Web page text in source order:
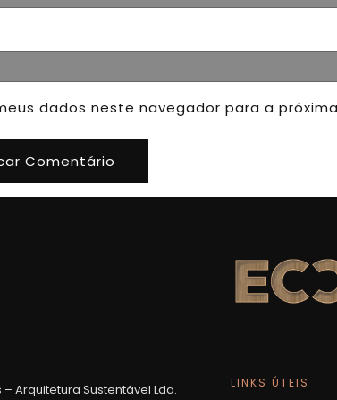
dados neste navegador para a
Arquitetura Sustentável Lda. LINKS ÚTEIS